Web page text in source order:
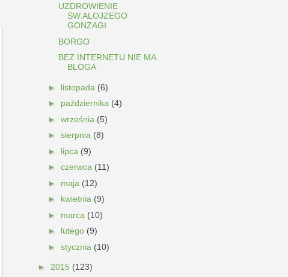
UZDROWIENIE
ŚW.ALOJZEGO
GONZAGI
BORGO
BEZ INTERNETU NIE MA
BLOGA
► listopada (6)
► października (4)
► września (5)
► sierpnia (8)
► lipca (9)
► czerwca (11)
► maja (12)
► kwietnia (9)
► marca (10)
► lutego (9)
► stycznia (10)
► 2015 (123)